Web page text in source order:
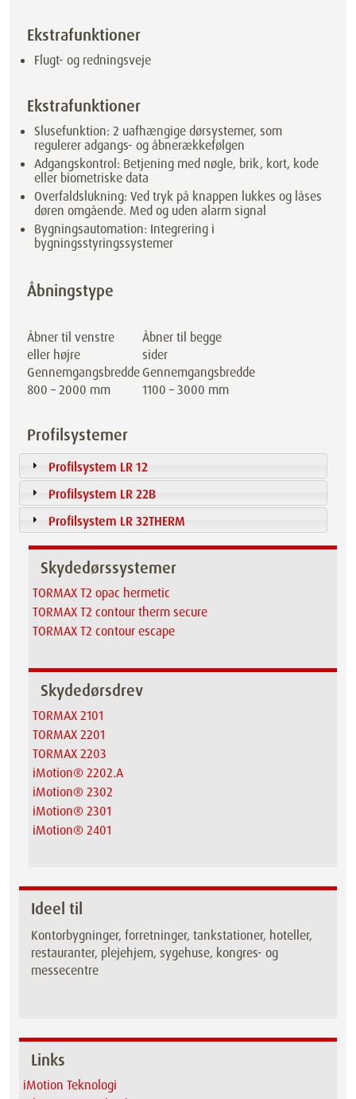
Ekstrafunktioner
Flugt- og redningsveje
Ekstrafunktioner
Slusefunktion: 2 uafhængige dørsystemer, som
regulerer adgangs- og åbnerækkefølgen
Adgangskontrol: Betjening med nøgle, brik, kort, kode
eller biometriske data
Overfaldslukning: Ved tryk på knappen lukkes og låses
døren omgående. Med og uden alarm signal
Bygningsautomation: Integrering i
bygningsstyringssystemer
Åbningstype
Åbner til venstre
eller højre
Gennemgangsbredde
800 – 2000 mm
Åbner til begge
sider
Gennemgangsbredde
1100 – 3000 mm
Profilsystemer
Profilsystem LR 12
Profilsystem LR 22B
Profilsystem LR 32THERM
Skydedørssystemer
TORMAX T2 opac hermetic
TORMAX T2 contour therm secure
TORMAX T2 contour escape
Skydedørsdrev
TORMAX 2101
TORMAX 2201
TORMAX 2203
iMotion® 2202.A
iMotion® 2302
iMotion® 2301
iMotion® 2401
Ideel til
Kontorbygninger, forretninger, tankstationer, hoteller,
restauranter, plejehjem, sygehuse, kongres- og
messecentre
Links
iMotion Teknologi